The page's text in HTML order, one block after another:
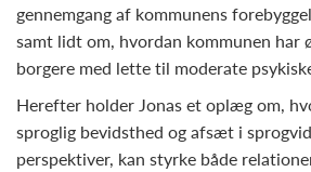
gennemgang af kommunens
samt lidt om, hvordan kommunen har
borgere med lette til moderate
Herefter holder Jonas et oplæg om,
sproglig bevidsthed og afsæt i
perspektiver, kan styrke både